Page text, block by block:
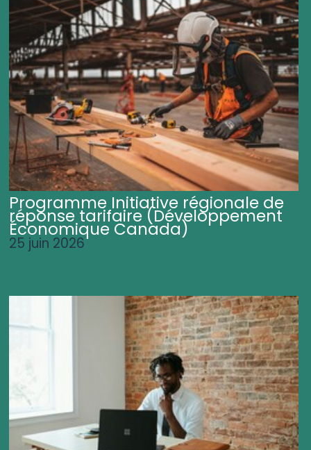
Programme Initiative régionale de
réponse tarifaire (Développement
Économique Canada)
25 juin 2026